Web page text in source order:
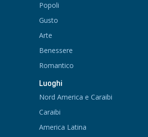
Popoli
Gusto
Arte
Benessere
Romantico
Luoghi
Nord America e Caraibi
Caraibi
America Latina